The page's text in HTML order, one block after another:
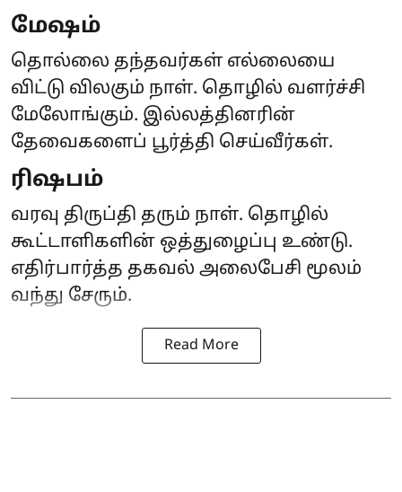
மேஷம்
தொல்லை தந்தவர்கள் எல்லையை
விட்டு விலகும் நாள். தொழில் வளர்ச்சி
மேலோங்கும். இல்லத்தினரின்
தேவைகளைப் பூர்த்தி செய்வீர்கள்.
ரிஷபம்
வரவு திருப்தி தரும் நாள். தொழில்
கூட்டாளிகளின் ஒத்துழைப்பு உண்டு.
எதிர்பார்த்த தகவல் அலைபேசி மூலம்
வந்து சேரும்.
Read More